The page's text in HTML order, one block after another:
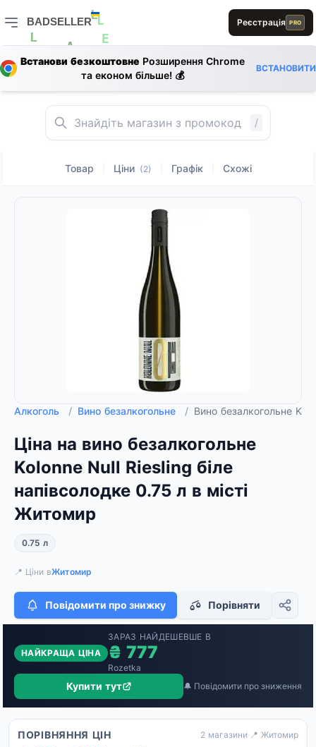
1
B
L
D
0
A
E
A
L
BADSELLER
BADSELLER — порівняння цін і знижки
Реєстрація PRO
Встанови безкоштовне Розширення Chrome
та економ більше! 💰
ВСТАНОВИТИ
/
Товар Ціни (2) Графік Схожі
Алкоголь / Вино безалкогольне / Вино безалкогольне
Ціна на вино безалкогольне
Kolonne Null Riesling біле
напівсолодке 0.75 л в місті
Житомир
0.75 л
📍 Ціни вЖитомир
Повідомити про знижку Порівняти
НАЙКРАЩА ЦІНА
ЗАРАЗ НАЙДЕШЕВШЕ В
₴ 777
Rozetka
Купити тут 🔔 Повідомити про зниження
ПОРІВНЯННЯ ЦІН 2 магазини· 📍 Житомир